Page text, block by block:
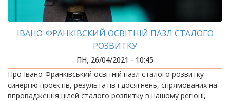
ІВАНО-ФРАНКІВСКИЙ ОСВІТНІЙ ПАЗЛ СТАЛОГО
РОЗВИТКУ
ПН, 26/04/2021 - 10:45
Про Івано-Франківський освітній пазл сталого розвитку -
синергію проєктів, результатів і досягнень, спрямованих на
впровадження цілей сталого розвитку в нашому регіоні,